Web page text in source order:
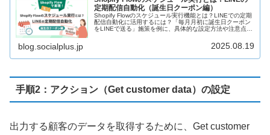
定期配信自動化（誕生日クーポン編）
Shopify Flowのスケジュール実行機能とは？LINEでの定期
配信自動化に活用するには？「毎月月初に誕生日クーポン
をLINEで送る」施策を例に、具体的な設定方法や注意点を
blog.socialplus.jp 2025.08.19
手順2：アクション（Get customer data）の設定
出力する顧客のデータを取得するために、Get customer